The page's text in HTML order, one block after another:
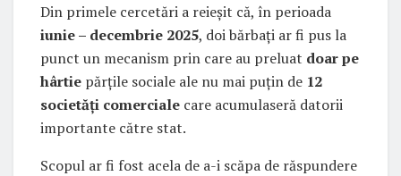
Din primele cercetări a reieșit că, în perioada
iunie – decembrie 2025, doi bărbați ar fi pus la
punct un mecanism prin care au preluat doar pe
hârtie părțile sociale ale nu mai puțin de 12
societăți comerciale care acumulaseră datorii
importante către stat.
Scopul ar fi fost acela de a-i scăpa de răspundere